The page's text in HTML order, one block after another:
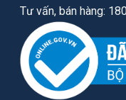
Tư vấn, bán hàng: